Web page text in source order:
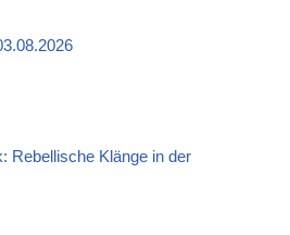
Rebellische Klänge in der